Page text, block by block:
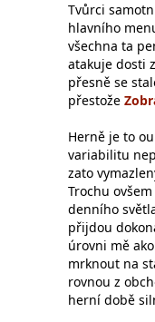
Tvůrci
hlavního
všechna ta
atakuje dosti
přesně se
přestože
Herně je to
variabilitu
zato
Trochu
denního
přijdou
úrovni mě
mrknout na
rovnou z
herní době